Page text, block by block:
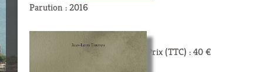
Parution : 2016
Prix (TTC) : 40 €